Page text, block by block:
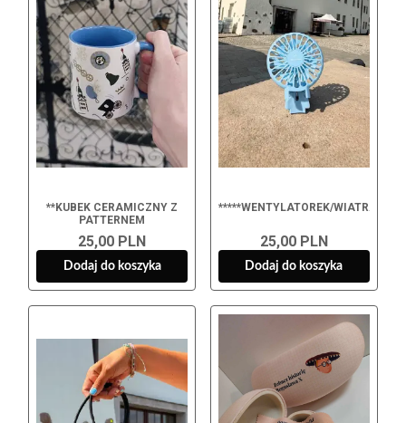
**KUBEK CERAMICZNY Z
PATTERNEM
25,00 PLN
Dodaj do koszyka
*****WENTYLATOREK/WIATRACZEK
25,00 PLN
Dodaj do koszyka